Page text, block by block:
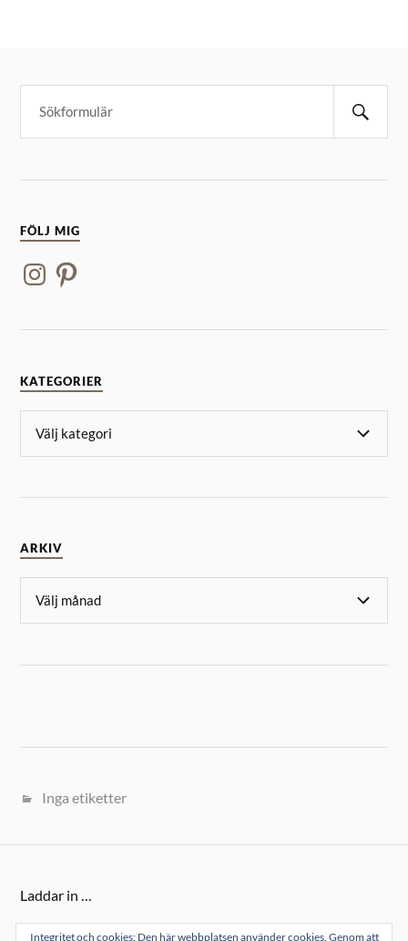
FÖLJ MIG
KATEGORIER
ARKIV
Inga etiketter
Laddar in …
Integritet och cookies: Den här webbplatsen använder cookies. Genom att